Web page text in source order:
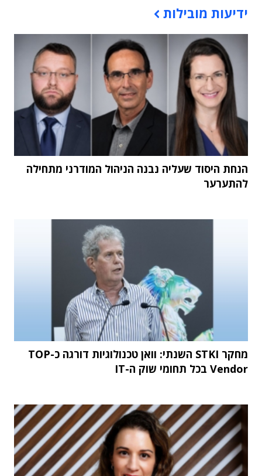
ידיעות מובילות
הנחת היסוד שעליה נבנה הניהול המודרני מתחילה
להתערער
מחקר STKI השנתי: וואן טכנולוגיות דורגה כ-TOP
Vendor בכל תחומי שוק ה-IT